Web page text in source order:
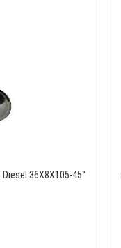
Diesel 36X8X105-45°